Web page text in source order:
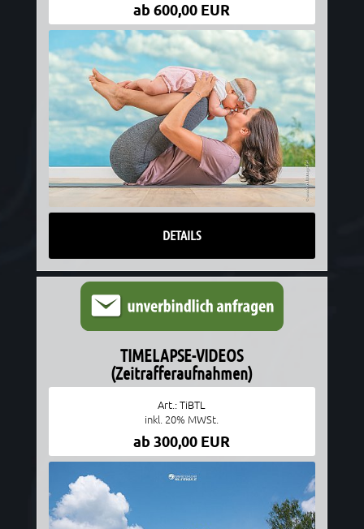
g
r
i
e
:
ab 600,00 EUR
DETAILS
TIMELAPSE-VIDEOS
(Zeitrafferaufnahmen)
Art.: TiBTL
inkl. 20% MWSt.
ab 300,00 EUR